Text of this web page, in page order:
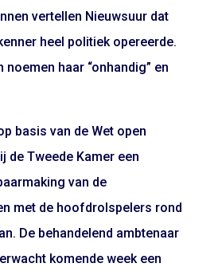
vertellen Nieuwsuur dat
heel politiek opereerde.
noemen haar “onhandig” en
basis van de Wet open
de Tweede Kamer een
van de
met de hoofdrolspelers rond
De behandelend ambtenaar
komende week een